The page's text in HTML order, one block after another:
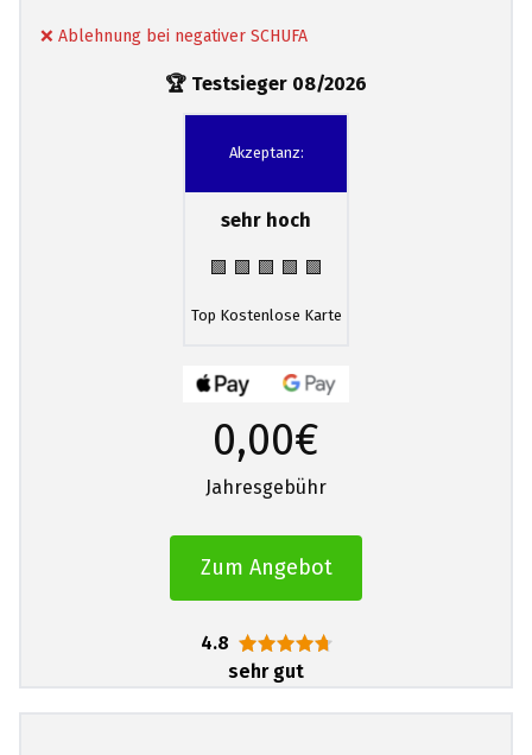
❌ Ablehnung bei negativer SCHUFA
🏆 Testsieger 08/2026
Akzeptanz:
sehr hoch
🟩 🟩 🟩 🟩 🟩
Top Kostenlose Karte
0,00€
Jahresgebühr
Zum Angebot
4.8
sehr gut